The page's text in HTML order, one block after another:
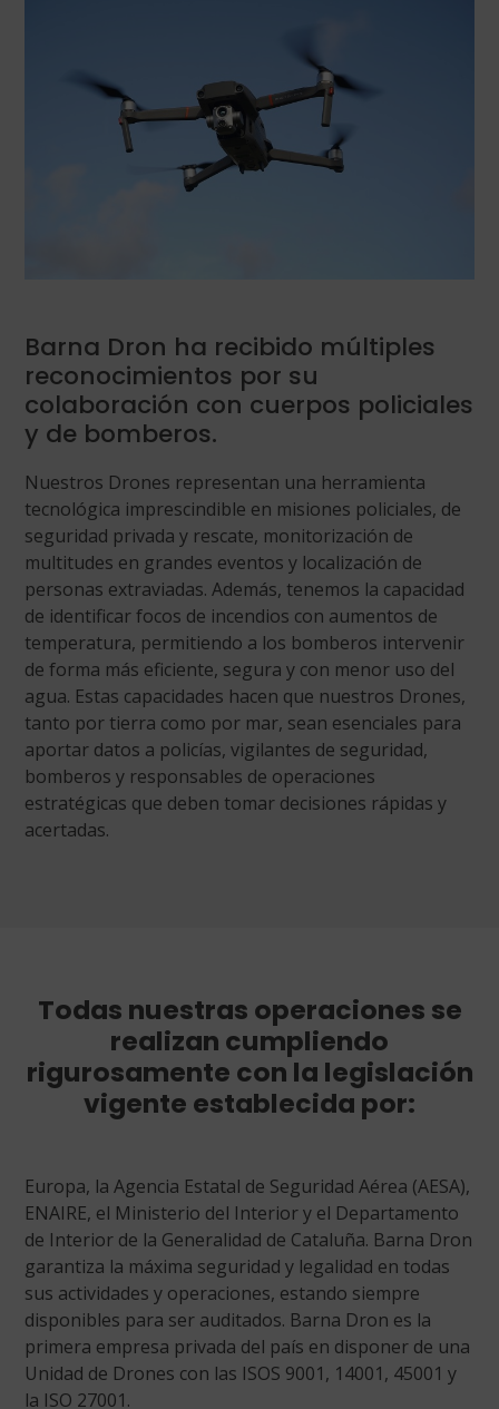
Barna Dron ha recibido múltiples
reconocimientos por su
colaboración con cuerpos policiales
y de bomberos.
Nuestros Drones representan una herramienta
tecnológica imprescindible en misiones policiales, de
seguridad privada y rescate, monitorización de
multitudes en grandes eventos y localización de
personas extraviadas. Además, tenemos la capacidad
de identificar focos de incendios con aumentos de
temperatura, permitiendo a los bomberos intervenir
de forma más eficiente, segura y con menor uso del
agua. Estas capacidades hacen que nuestros Drones,
tanto por tierra como por mar, sean esenciales para
aportar datos a policías, vigilantes de seguridad,
bomberos y responsables de operaciones
estratégicas que deben tomar decisiones rápidas y
acertadas.
Todas nuestras operaciones se
realizan cumpliendo
rigurosamente con la legislación
vigente establecida por:
Europa, la Agencia Estatal de Seguridad Aérea (AESA),
ENAIRE, el Ministerio del Interior y el Departamento
de Interior de la Generalidad de Cataluña. Barna Dron
garantiza la máxima seguridad y legalidad en todas
sus actividades y operaciones, estando siempre
disponibles para ser auditados. Barna Dron es la
primera empresa privada del país en disponer de una
Unidad de Drones con las ISOS 9001, 14001, 45001 y
la ISO 27001.